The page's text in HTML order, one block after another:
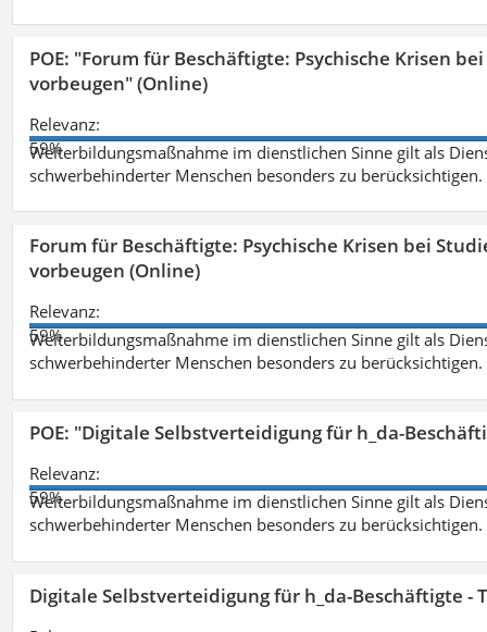
POE: "Forum für Beschäftigte: Psychische Krisen
vorbeugen" (Online)
Relevanz:
59%
Weiterbildungsmaßnahme im dienstlichen Sinne gilt als
schwerbehinderter Menschen besonders zu berücksichtigen.
Forum für Beschäftigte: Psychische Krisen bei
vorbeugen (Online)
Relevanz:
59%
Weiterbildungsmaßnahme im dienstlichen Sinne gilt als
schwerbehinderter Menschen besonders zu berücksichtigen.
POE: "Digitale Selbstverteidigung für h_da-
Relevanz:
59%
Weiterbildungsmaßnahme im dienstlichen Sinne gilt als
schwerbehinderter Menschen besonders zu berücksichtigen.
Digitale Selbstverteidigung für h_da-Beschäftigte -